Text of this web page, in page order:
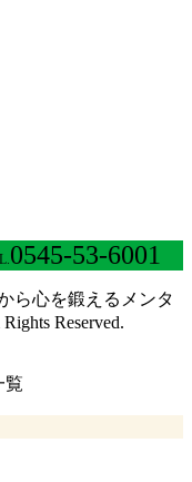
0545-53-6001
ら心を鍛えるメンタ
Reserved.
覧